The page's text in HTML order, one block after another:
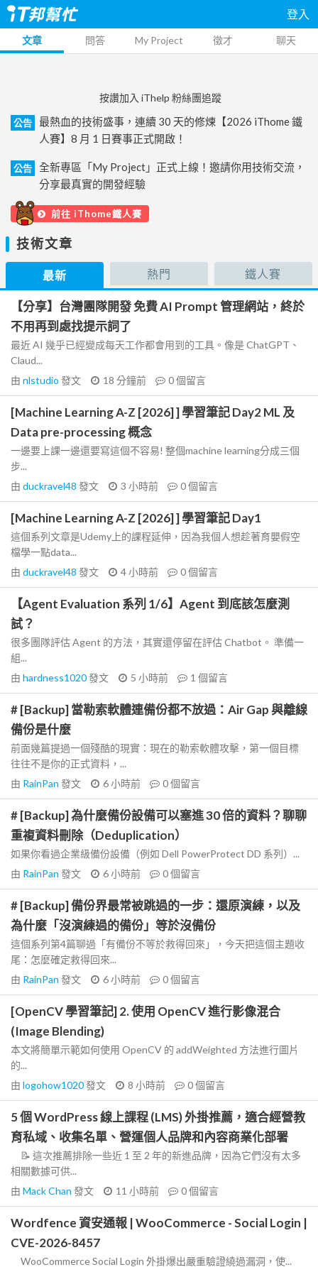
登入
文章 問答 My Project 徵才 聊天
按讚加入 iThelp 粉絲團追蹤
公告
最熱血的技術盛事，連續 30 天的修煉【2026 iThome 鐵
人賽】8 月 1 日賽事正式開啟！
公告
全新專區「My Project」正式上線！邀請你用技術交流，
分享最真實的開發經驗
前往 iThome鐵人賽
技術文章
最新 熱門 鐵人賽
【分享】台灣團隊開發 免費 AI Prompt 管理網站，終於
不用再到處找提示詞了
最近 AI 幾乎已經變成每天工作都會用到的工具。像是 ChatGPT、
Claud...
由 nlstudio 發文 18 分鐘前 0個留言
[Machine Learning A-Z [2026] ] 學習筆記 Day2 ML 及
Data pre-processing 概念
一邊要上課一邊還要寫這個不容易! 整個machine learning分成三個
步...
由 duckravel48 發文 3 小時前 0個留言
[Machine Learning A-Z [2026] ] 學習筆記 Day1
這個系列文章是Udemy上的課程延伸，因為我個人想趁著育嬰假空
檔學一點data...
由 duckravel48 發文 4 小時前 0個留言
【Agent Evaluation 系列 1/6】Agent 到底該怎麼測
試？
很多團隊評估 Agent 的方法，其實還停留在評估 Chatbot。 準備一
組...
由 hardness1020發文 5 小時前 1 個留言
# [Backup] 當勒索軟體連備份都不放過：Air Gap 與離線
備份是什麼
前面幾篇提過一個殘酷的現實：現在的勒索軟體攻擊，第一個目標
往往不是你的正式資料，...
由 RainPan 發文 6 小時前 0個留言
# [Backup] 為什麼備份設備可以塞進 30 倍的資料？聊聊
重複資料刪除（Deduplication）
如果你看過企業級備份設備（例如 Dell PowerProtect DD 系列）...
由 RainPan 發文 6 小時前 0個留言
# [Backup] 備份界最常被跳過的一步：還原演練，以及
為什麼「沒演練過的備份」等於沒備份
這個系列第4篇聊過「有備份不等於救得回來」，今天把這個主題收
尾：怎麼確定救得回來...
由 RainPan 發文 6 小時前 0個留言
[OpenCV 學習筆記] 2. 使用 OpenCV 進行影像混合
(Image Blending)
本文將簡單示範如何使用 OpenCV 的 addWeighted 方法進行圖片
的...
由 logohow1020發文 8 小時前 0個留言
5 個 WordPress 線上課程 (LMS) 外掛推薦，適合經營教
育私域、收集名單、營運個人品牌和內容商業化部署
📝 這次推薦排除一些近 1 至 2 年的新進品牌，因為它們沒有太多
相關數據可供...
由 Mack Chan 發文 11 小時前 0個留言
Wordfence 資安通報 | WooCommerce - Social Login |
CVE-2026-8457
WooCommerce Social Login 外掛爆出嚴重驗證繞過漏洞，使...